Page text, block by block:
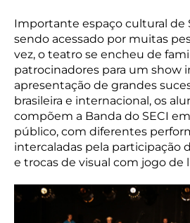
Importante espaço cultural de
sendo acessado por muitas
vez, o teatro se encheu de
patrocinadores para um show
apresentação de grandes
brasileira e internacional, os
compõem a Banda do SECI
público, com diferentes
intercaladas pela participação
e trocas de visual com jogo de